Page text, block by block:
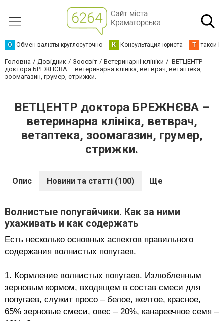
О Обмен валюты круглосуточно К Консультация юриста Т такси
Головна Довідник Зоосвіт Ветеринарні клініки
ВЕТЦЕНТР
доктора БРЕЖНЄВА – ветеринарна клініка, ветврач, ветаптека,
зоомагазин, грумер, стрижки.
ВЕТЦЕНТР доктора БРЕЖНЄВА –
ветеринарна клініка, ветврач,
ветаптека, зоомагазин, грумер,
стрижки.
Опис Новини та статті (100) Ще
Волнистые попугайчики. Как за ними
ухаживать и как содержать
Есть несколько основных аспектов правильного
содержания волнистых попугаев.
1. Кормление волнистых попугаев. Излюбленным
зерновым кормом, входящем в состав смеси для
попугаев, служит просо – белое, желтое, красное,
65% зерновые смеси, овес – 20%, канареечное семя –